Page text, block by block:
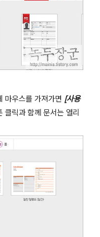
마우스를 가져가면 [사용
클릭과 함께 문서는 열리